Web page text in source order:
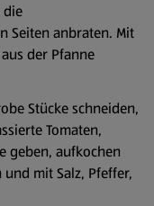
die
Seiten anbraten. Mit
der Pfanne
Stücke schneiden,
Tomaten,
geben, aufkochen
mit Salz, Pfeffer,